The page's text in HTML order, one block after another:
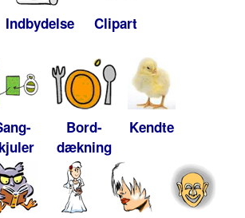
Indbydelse Clipart
Bord-
dækning
Kendte